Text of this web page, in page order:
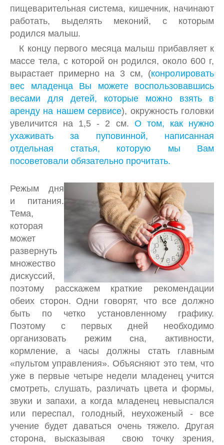
СТУЛЬЧИК ДЛЯ КОРМЛЕНИЯ
РОЗВИВАЮЩИЕ КОВРИКИ
УЛИЧНЫЕ РАЗВЛЕЧЕНИЯ
ВЕЛОСИПЕДЫ, БЕГОВЕЛЫ, САМОКАТЫ
ТУРИСТИЧЕСКОЕ СНАРЯЖЕНИЕ
ПЕЛЕНАЛЬНЫЙ СТОЛИК
СТРИБУНЫ
КАРНАВАЛЬНЫЕ НОВОГОДНИЕ КОСТЮМЫ
РАЗВИВАЮЩИЕ ИГРУШКИ
пищеварительная система, кишечник, начинают
работать, выделять меконий, с которым
родился малыш.
К концу первого месяца малыш прибавляет к
массе тела, с которой он родился, около 600 г,
вырастает примерно на 3 см, (конролировать
вес младенца Вы можете воспользовавшись
весами для детей, которые можно взять в
аренду на нашем сервисе), окружность головки
увеличится на 1,5 - 2 см. О том, как нужно
ухаживать за пуповинной, написанная
отдельная статья, которую мы Вам
посоветовали обязательно прочитать.
Режым дня
и питания.
Тема,
которая
может
развернуть
множество
дискуссий,
поэтому расскажем краткие рекомендации
обеих сторон. Одни говорят, что все должно
быть по четко установленному графику.
Поэтому с первых дней необходимо
организовать режим сна, активности,
кормление, а часы должны стать главным
«пультом управления». Объясняют это тем, что
уже в первые четыре недели младенец учится
смотреть, слушать, различать цвета и формы,
звуки и запахи, а когда младенец невыспался
или переспал, голодный, неухоженый - все
учение будет даваться очень тяжело. Другая
сторона, высказывая свою точку зрения,